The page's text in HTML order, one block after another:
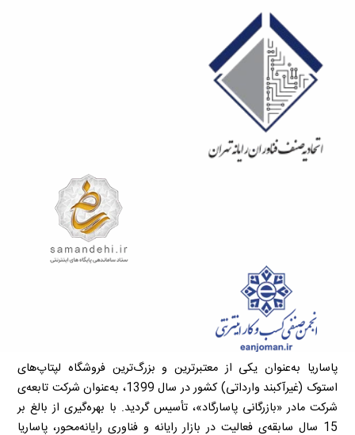
پاساریا به‌عنوان یکی از معتبرترین و بزرگ‌ترین فروشگاه لپتاپ‌های
استوک (غیرآکبند وارداتی) کشور در سال 1399، به‌عنوان شرکت تابعه‌ی
شرکت مادر «بازرگانی پاسارگاد»، تأسیس گردید. با بهره‌گیری از بالغ بر
15 سال سابقه‌ی فعالیت در بازار رایانه و فناوری رایانه‌محور، پاساریا